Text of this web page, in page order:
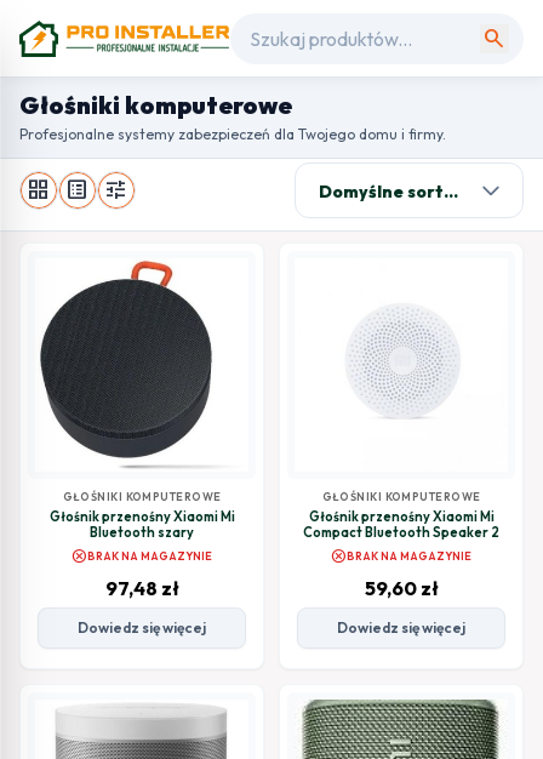
search
Głośniki komputerowe
Profesjonalne systemy zabezpieczeń dla Twojego domu i firmy.
grid_view list_alt tune
GŁOŚNIKI KOMPUTEROWE
Głośnik przenośny Xiaomi Mi
Bluetooth szary
cancelBRAK NA MAGAZYNIE
97,48 zł
Dowiedz się więcej
GŁOŚNIKI KOMPUTEROWE
Głośnik przenośny Xiaomi Mi
Compact Bluetooth Speaker 2
cancelBRAK NA MAGAZYNIE
59,60 zł
Dowiedz się więcej